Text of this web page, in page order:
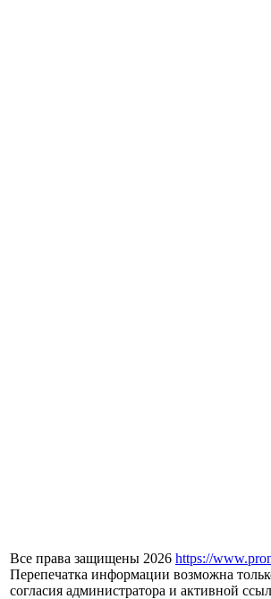
Все права защищены 2026 https://
Перепечатка информации возможна
согласия администратора и активной